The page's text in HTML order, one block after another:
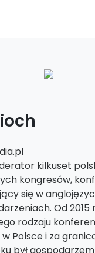
kilkuset
kongresów,
się w
Od 2015
rodzaju
Polsce i za